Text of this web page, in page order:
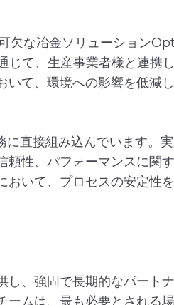
欠な冶金ソリューション
て、生産事業者様と連携
て、環境への影響を低減
直接組み込んでいます。
性、パフォーマンスに関
いて、プロセスの安定性
、強固で長期的なパート
ムは、最も必要とされる